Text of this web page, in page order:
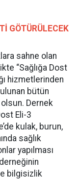
GÖTÜRÜLECEK
sahne olan
“Sağlığa Dost
hizmetlerinden
bütün
olsun. Dernek
Eli-3
kulak, burun,
sağlık
yapılması
bilgisizlik